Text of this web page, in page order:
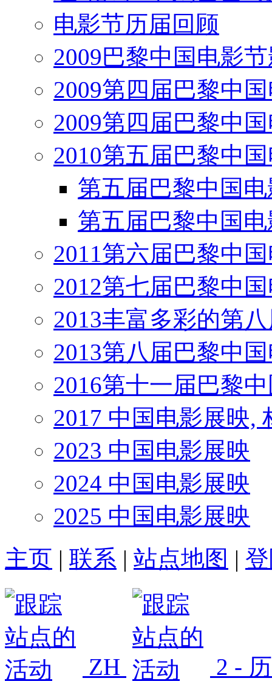
电影节历届回顾
2009巴黎中国电影
2009第四届巴黎中
2009第四届巴黎中
2010第五届巴黎中
第五届巴黎中国
第五届巴黎中国
2011第六届巴黎中
2012第七届巴黎中
2013丰富多彩的第
2013第八届巴黎中
2016第十一届巴黎
2017 中国电影展映,
2023 中国电影展映
2024 中国电影展映
2025 中国电影展映
主页 | 联系 | 站点地图 |
ZH 2 -